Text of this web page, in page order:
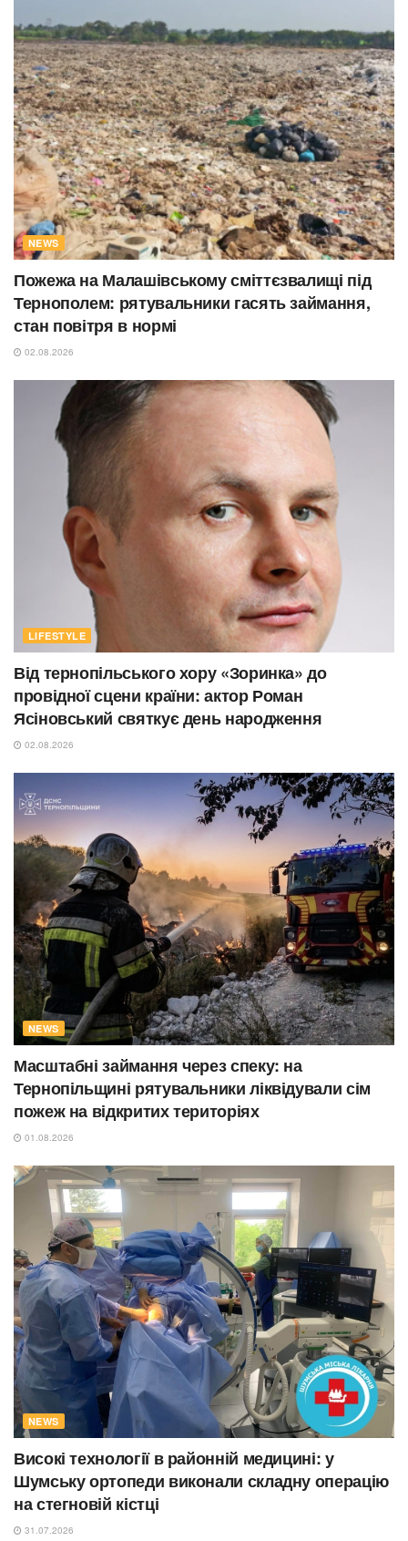
NEWS
Пожежа на Малашівському сміттєзвалищі під
Тернополем: рятувальники гасять займання,
стан повітря в нормі
02.08.2026
LIFESTYLE
Від тернопільського хору «Зоринка» до
провідної сцени країни: актор Роман
Ясіновський святкує день народження
02.08.2026
NEWS
Масштабні займання через спеку: на
Тернопільщині рятувальники ліквідували сім
пожеж на відкритих територіях
01.08.2026
NEWS
Високі технології в районній медицині: у
Шумську ортопеди виконали складну операцію
на стегновій кістці
31.07.2026